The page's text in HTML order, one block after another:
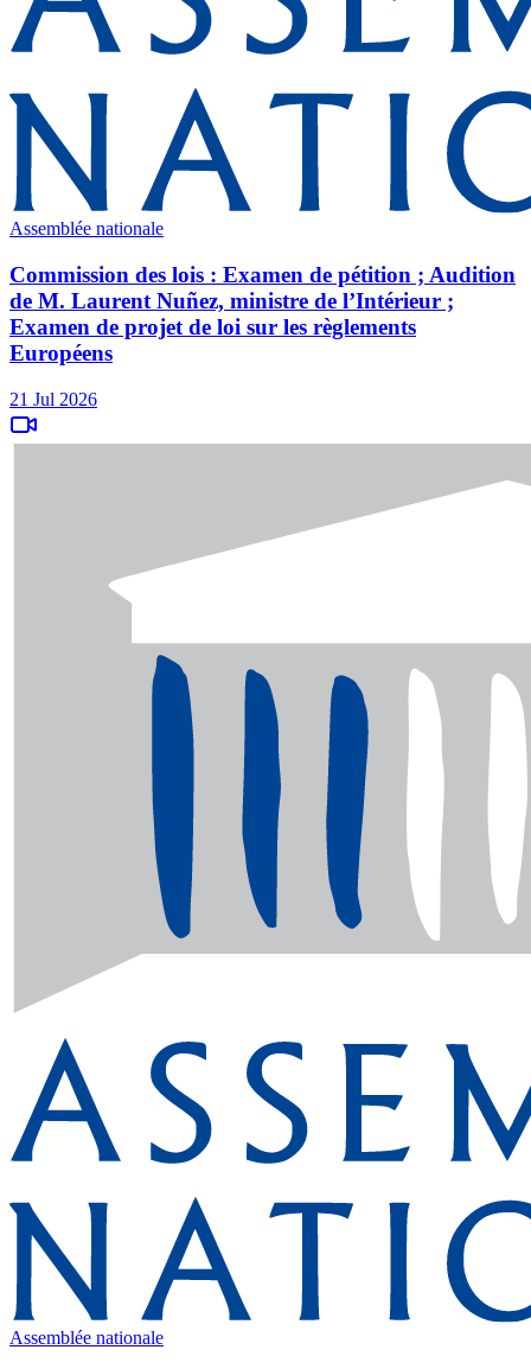
Assemblée nationale
Commission des lois : Examen de pétition ; Audition
de M. Laurent Nuñez, ministre de l’Intérieur ;
Examen de projet de loi sur les règlements
Européens
21 Jul 2026
Assemblée nationale